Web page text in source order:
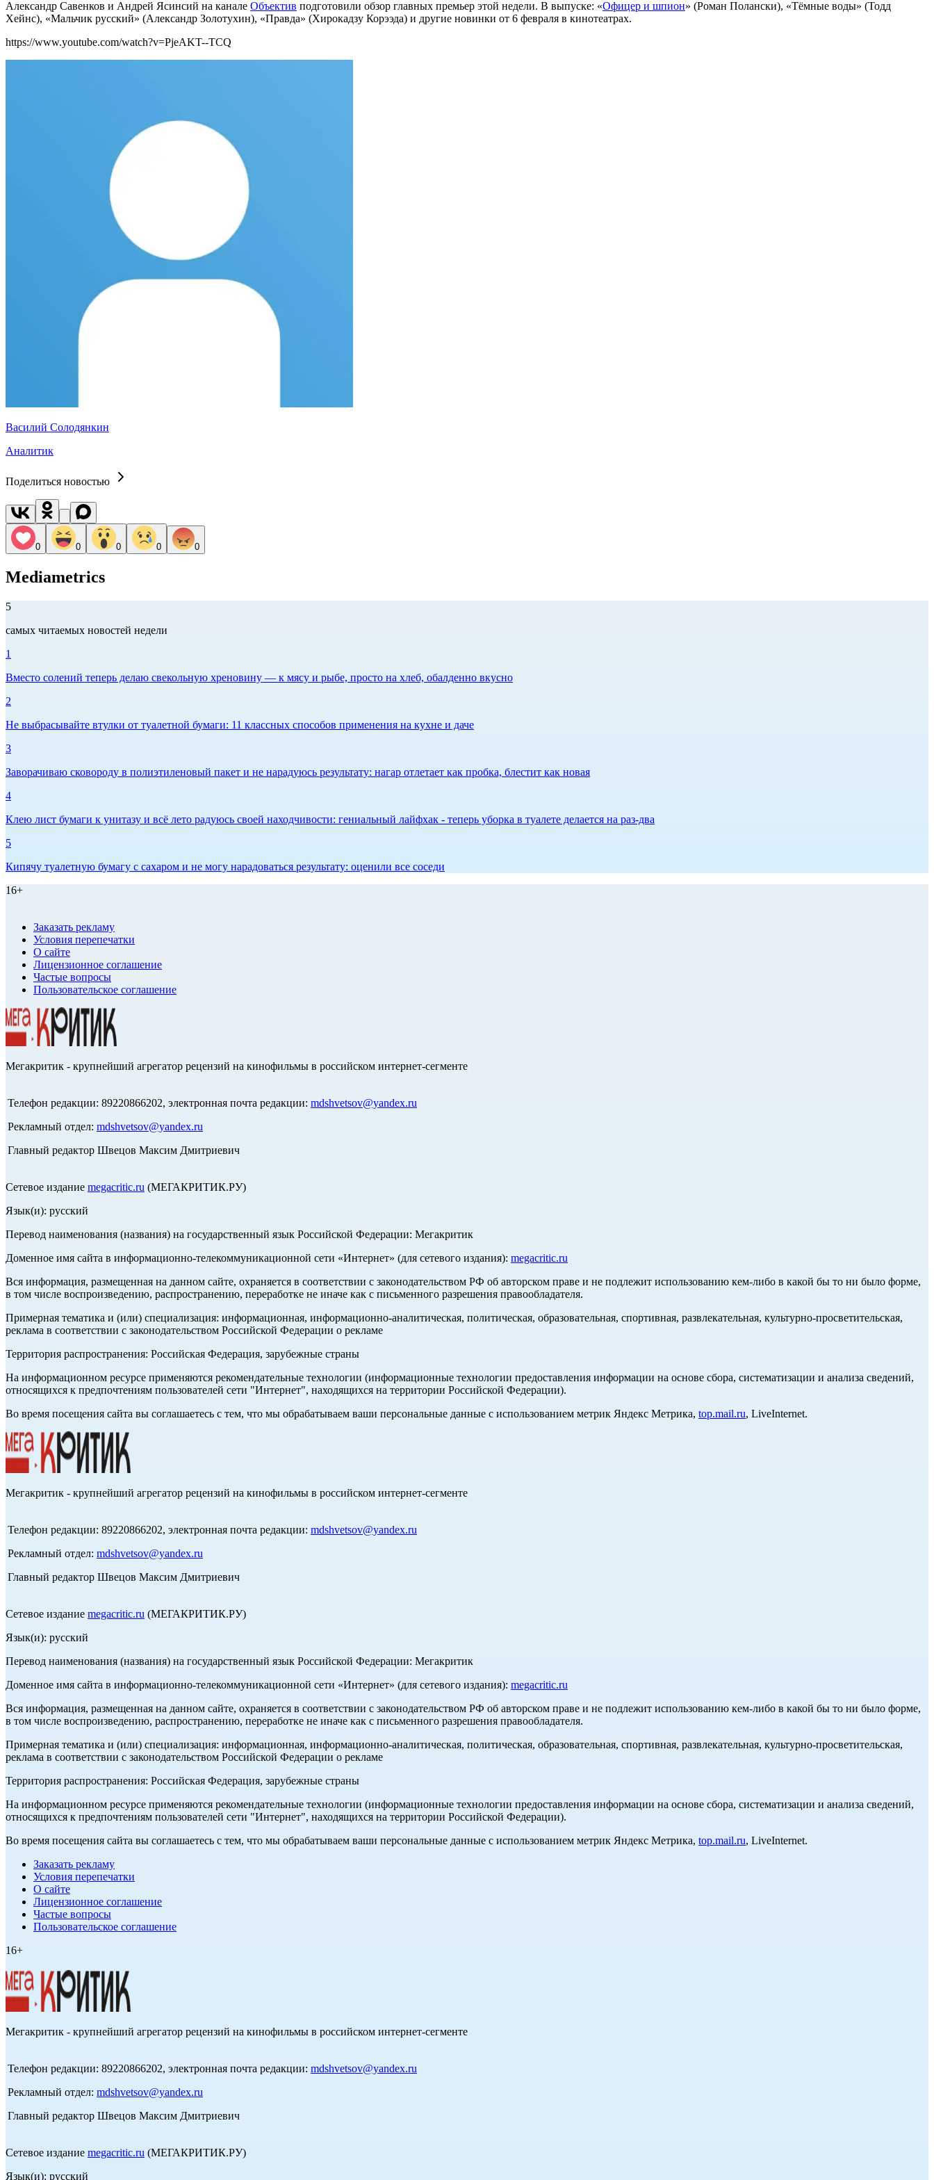
Александр Савенков и Андрей Ясинсий на канале Объектив подготовили обзор главных премьер этой недели. В выпуске: «Офицер и шпион» (Роман Полански), «Тёмные воды» (Тодд
Хейнс), «Мальчик русский» (Александр Золотухин), «Правда» (Хирокадзу Корээда) и другие новинки от 6 февраля в кинотеатрах.
https://www.youtube.com/watch?v=PjeAKT--TCQ
Василий Солодянкин
Аналитик
Поделиться новостью
0 0 0 0 0
Mediametrics
5
самых читаемых новостей недели
1
Вместо солений теперь делаю свекольную хреновину — к мясу и рыбе, просто на хлеб, обалденно вкусно
2
Не выбрасывайте втулки от туалетной бумаги: 11 классных способов применения на кухне и даче
3
Заворачиваю сковороду в полиэтиленовый пакет и не нарадуюсь результату: нагар отлетает как пробка, блестит как новая
4
Клею лист бумаги к унитазу и всё лето радуюсь своей находчивости: гениальный лайфхак - теперь уборка в туалете делается на раз-два
5
Кипячу туалетную бумагу с сахаром и не могу нарадоваться результату: оценили все соседи
16+
Заказать рекламу
Условия перепечатки
О сайте
Лицензионное соглашение
Частые вопросы
Пользовательское соглашение
Мегакритик - крупнейший агрегатор рецензий на кинофильмы в российском интернет-сегменте
Телефон редакции: 89220866202, электронная почта редакции: mdshvetsov@yandex.ru
Рекламный отдел: mdshvetsov@yandex.ru
Главный редактор Швецов Максим Дмитриевич
Сетевое издание megacritic.ru (МЕГАКРИТИК.РУ)
Язык(и): русский
Перевод наименования (названия) на государственный язык Российской Федерации: Мегакритик
Доменное имя сайта в информационно-телекоммуникационной сети «Интернет» (для сетевого издания): megacritic.ru
Вся информация, размещенная на данном сайте, охраняется в соответствии с законодательством РФ об авторском праве и не подлежит использованию кем-либо в какой бы то ни было форме,
в том числе воспроизведению, распространению, переработке не иначе как с письменного разрешения правообладателя.
Примерная тематика и (или) специализация: информационная, информационно-аналитическая, политическая, образовательная, спортивная, развлекательная, культурно-просветительская,
реклама в соответствии с законодательством Российской Федерации о рекламе
Территория распространения: Российская Федерация, зарубежные страны
На информационном ресурсе применяются рекомендательные технологии (информационные технологии предоставления информации на основе сбора, систематизации и анализа сведений,
относящихся к предпочтениям пользователей сети "Интернет", находящихся на территории Российской Федерации).
Во время посещения сайта вы соглашаетесь с тем, что мы обрабатываем ваши персональные данные с использованием метрик Яндекс Метрика, top.mail.ru, LiveInternet.
Мегакритик - крупнейший агрегатор рецензий на кинофильмы в российском интернет-сегменте
Телефон редакции: 89220866202, электронная почта редакции: mdshvetsov@yandex.ru
Рекламный отдел: mdshvetsov@yandex.ru
Главный редактор Швецов Максим Дмитриевич
Сетевое издание megacritic.ru (МЕГАКРИТИК.РУ)
Язык(и): русский
Перевод наименования (названия) на государственный язык Российской Федерации: Мегакритик
Доменное имя сайта в информационно-телекоммуникационной сети «Интернет» (для сетевого издания): megacritic.ru
Вся информация, размещенная на данном сайте, охраняется в соответствии с законодательством РФ об авторском праве и не подлежит использованию кем-либо в какой бы то ни было форме,
в том числе воспроизведению, распространению, переработке не иначе как с письменного разрешения правообладателя.
Примерная тематика и (или) специализация: информационная, информационно-аналитическая, политическая, образовательная, спортивная, развлекательная, культурно-просветительская,
реклама в соответствии с законодательством Российской Федерации о рекламе
Территория распространения: Российская Федерация, зарубежные страны
На информационном ресурсе применяются рекомендательные технологии (информационные технологии предоставления информации на основе сбора, систематизации и анализа сведений,
относящихся к предпочтениям пользователей сети "Интернет", находящихся на территории Российской Федерации).
Во время посещения сайта вы соглашаетесь с тем, что мы обрабатываем ваши персональные данные с использованием метрик Яндекс Метрика, top.mail.ru, LiveInternet.
Заказать рекламу
Условия перепечатки
О сайте
Лицензионное соглашение
Частые вопросы
Пользовательское соглашение
16+
Мегакритик - крупнейший агрегатор рецензий на кинофильмы в российском интернет-сегменте
Телефон редакции: 89220866202, электронная почта редакции: mdshvetsov@yandex.ru
Рекламный отдел: mdshvetsov@yandex.ru
Главный редактор Швецов Максим Дмитриевич
Сетевое издание megacritic.ru (МЕГАКРИТИК.РУ)
Язык(и): русский